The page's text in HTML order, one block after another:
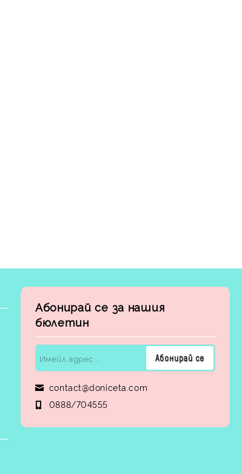
Абонирай се за нашия
бюлетин
contact@doniceta.com
0888/704555